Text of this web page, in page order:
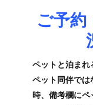
ご予約
ペットと泊まれ
ペット同伴では
時、備考欄に